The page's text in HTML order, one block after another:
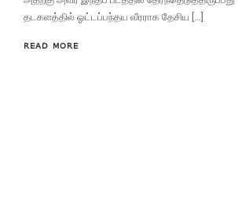
தடகளத்தில் ஓட்டப்பந்தய வீரராக தேசிய […]
READ MORE